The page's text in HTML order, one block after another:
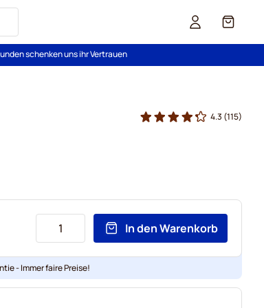
Cart
schenken uns ihr Vertrauen
4.3 (115)
In den Warenkorb
- Immer faire Preise!